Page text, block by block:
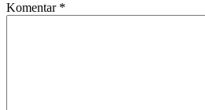
Komentar *